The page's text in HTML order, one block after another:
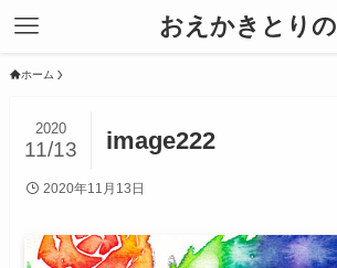
おえかきとりの
ホーム
image222
2020
11/13
2020年11月13日